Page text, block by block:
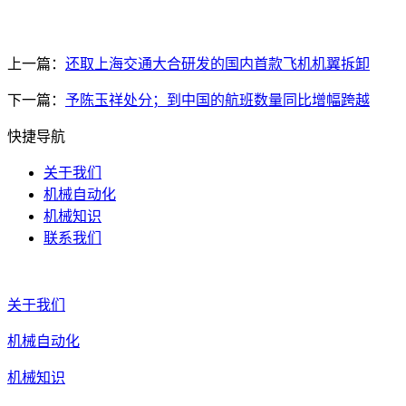
上一篇： 还取上海交通大合研发的国内首款飞机机翼拆卸
下一篇： 予陈玉祥处分；到中国的航班数量同比增幅跨越
快捷导航
关于我们
机械自动化
机械知识
联系我们
关于我们
机械自动化
机械知识